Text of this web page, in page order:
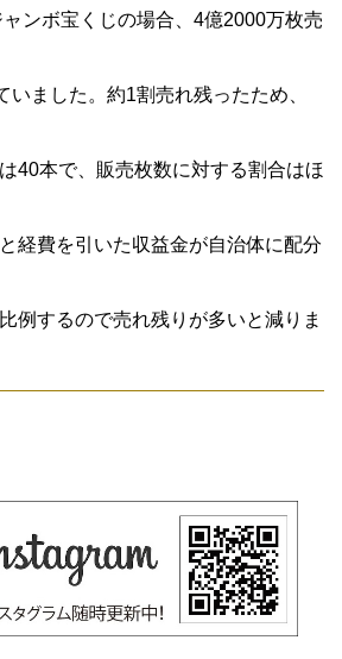
ンボ宝くじの場合、4億2000万枚売
いました。約1割売れ残ったため、
40本で、販売枚数に対する割合はほ
経費を引いた収益金が自治体に配分
例するので売れ残りが多いと減りま